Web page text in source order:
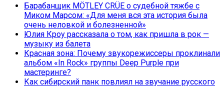
Барабанщик MÖTLEY CRÜE о судебной тяжбе с
Миком Марсом: «Для меня вся эта история была
очень неловкой и болезненной»
Юлия Кроу рассказала о том, как пришла в рок —
музыку из балета
Красная зона: Почему звукорежиссеры проклинали
альбом «In Rock» группы Deep Purple при
мастеринге?
Как сибирский панк повлиял на звучание русского